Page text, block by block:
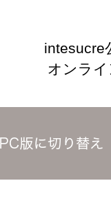
intesucre
オンラ